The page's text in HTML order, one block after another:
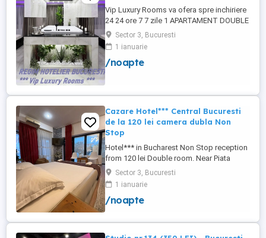
Vip Luxury Rooms va ofera spre inchiriere
24 24 ore 7 7 zile 1 APARTAMENT DOUBLE
ROOMS de 5 stele Luxoasa cu un desing
unic si deosebit in Sector 3 Bucuresti .
APARTAMENTUL se alfa in Complex
Rezidential Nou . Acces Bariera
Sector 3, Bucuresti
1 ianuarie
/noapte
Cazare Hotel*** Central Bucuresti
de la 120 lei camera dubla Non
Stop
Hotel*** in Bucharest Non Stop reception
from 120 lei Double room. Near Piata
Victoriei, Arena Nationala , Piata Unirii .
Tyga concert near. regim hotelier.
apartament.
Sector 3, Bucuresti
1 ianuarie
/noapte